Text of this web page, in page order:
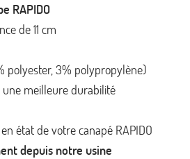
RAPIDO
de 11 cm
polyester, 3% polypropylène)
une meilleure durabilité
état de votre canapé RAPIDO
depuis notre usine